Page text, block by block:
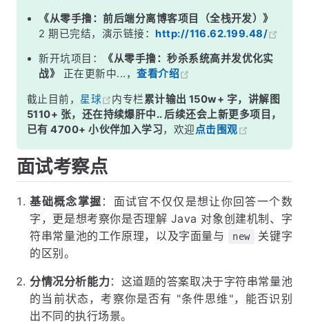
记忆口诀
总结
《从零手撸：前后端分离博客项目（全栈开发）》
2 期已完结，演示链接：http://116.62.199.48/
新开坑项目：
《从零手撸：秒杀系统高并发优化实
战》
正在更新中...，查看介绍
截止目前， 星球 内专栏累计输出 150w+ 字，讲解图
5110+ 张，还在持续爆肝中.. 后续还会上新更多项目，
已有 4700+ 小伙伴加入学习，欢迎点击围观
面试考察点
基础概念掌握 ：面试官不仅仅是想让你回答一个数
字，更是想考察你是否理解 Java 对象创建机制、字
符串常量池的工作原理，以及字面量与
new
关键字
的区别。
分情况分析能力：这道题的答案取决于字符串常量池
的当前状态，考察你是否有 "条件思维"，能否识别
出不同的执行场景。